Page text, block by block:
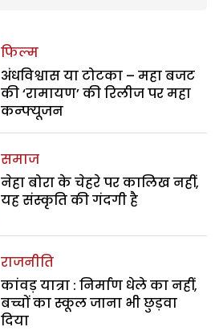
फिल्म
अंधविश्वास या टोटका – महा बजट
की ‘रामायण’ की रिलीज पर महा
कन्फ्यूजन
समाज
नेहा बोरा के चेहरे पर कालिख नहीं,
यह संस्कृति की गंदगी है
राजनीति
कांवड़ यात्रा : निर्माण धेले का नहीं,
बच्चों का स्कूल जाना भी छुड़वा
दिया